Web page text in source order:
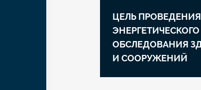
ЦЕЛЬ ПРОВЕДЕНИЯ
ЭНЕРГЕТИЧЕСКОГО
ОБСЛЕДОВАНИЯ
И СООРУЖЕНИЙ